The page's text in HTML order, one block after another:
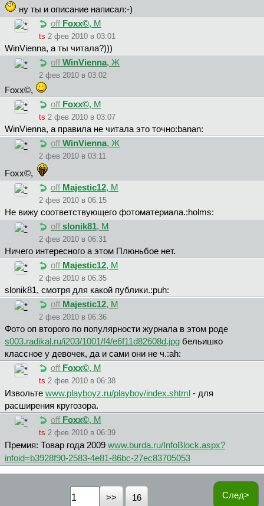
ну ты и описание написал:-)
off Foxx©, М
ts 2 фев 2010 в 03:01
WinVienna, а ты читала?)))
off WinVienna, Ж
2 фев 2010 в 03:02
Foxx©,
off Foxx©, М
ts 2 фев 2010 в 03:07
WinVienna, а правила не читала это точно:banan:
off WinVienna, Ж
2 фев 2010 в 03:11
Foxx©,
off Majestic12, М
2 фев 2010 в 06:15
Не вижу соответствующего фотоматериала.:holms:
off slonik81, М
2 фев 2010 в 06:31
Ничего интересного а этом Плюньбое нет.
off Majestic12, М
2 фев 2010 в 06:35
slonik81, смотря для какой публики.:puh:
off Majestic12, М
2 фев 2010 в 06:36
Фото оп второго по популярности журнала в этом роде
s003.radikal.ru/i203/1001/f4/e6f11d82608d.jpg бельишко
классное у девочек, да и сами они не ч.:ah:
off Foxx©, М
ts 2 фев 2010 в 06:38
Извольте www.playboyz.ru/playboy/index.shtml - для
расширения кругозора.
off Foxx©, М
ts 2 фев 2010 в 06:39
Премия: Товар года 2009 www.burda.ru/InfoBlock.aspx?
infoid=b3928f90-2583-4e81-86bc-27ec83705053
След>
16